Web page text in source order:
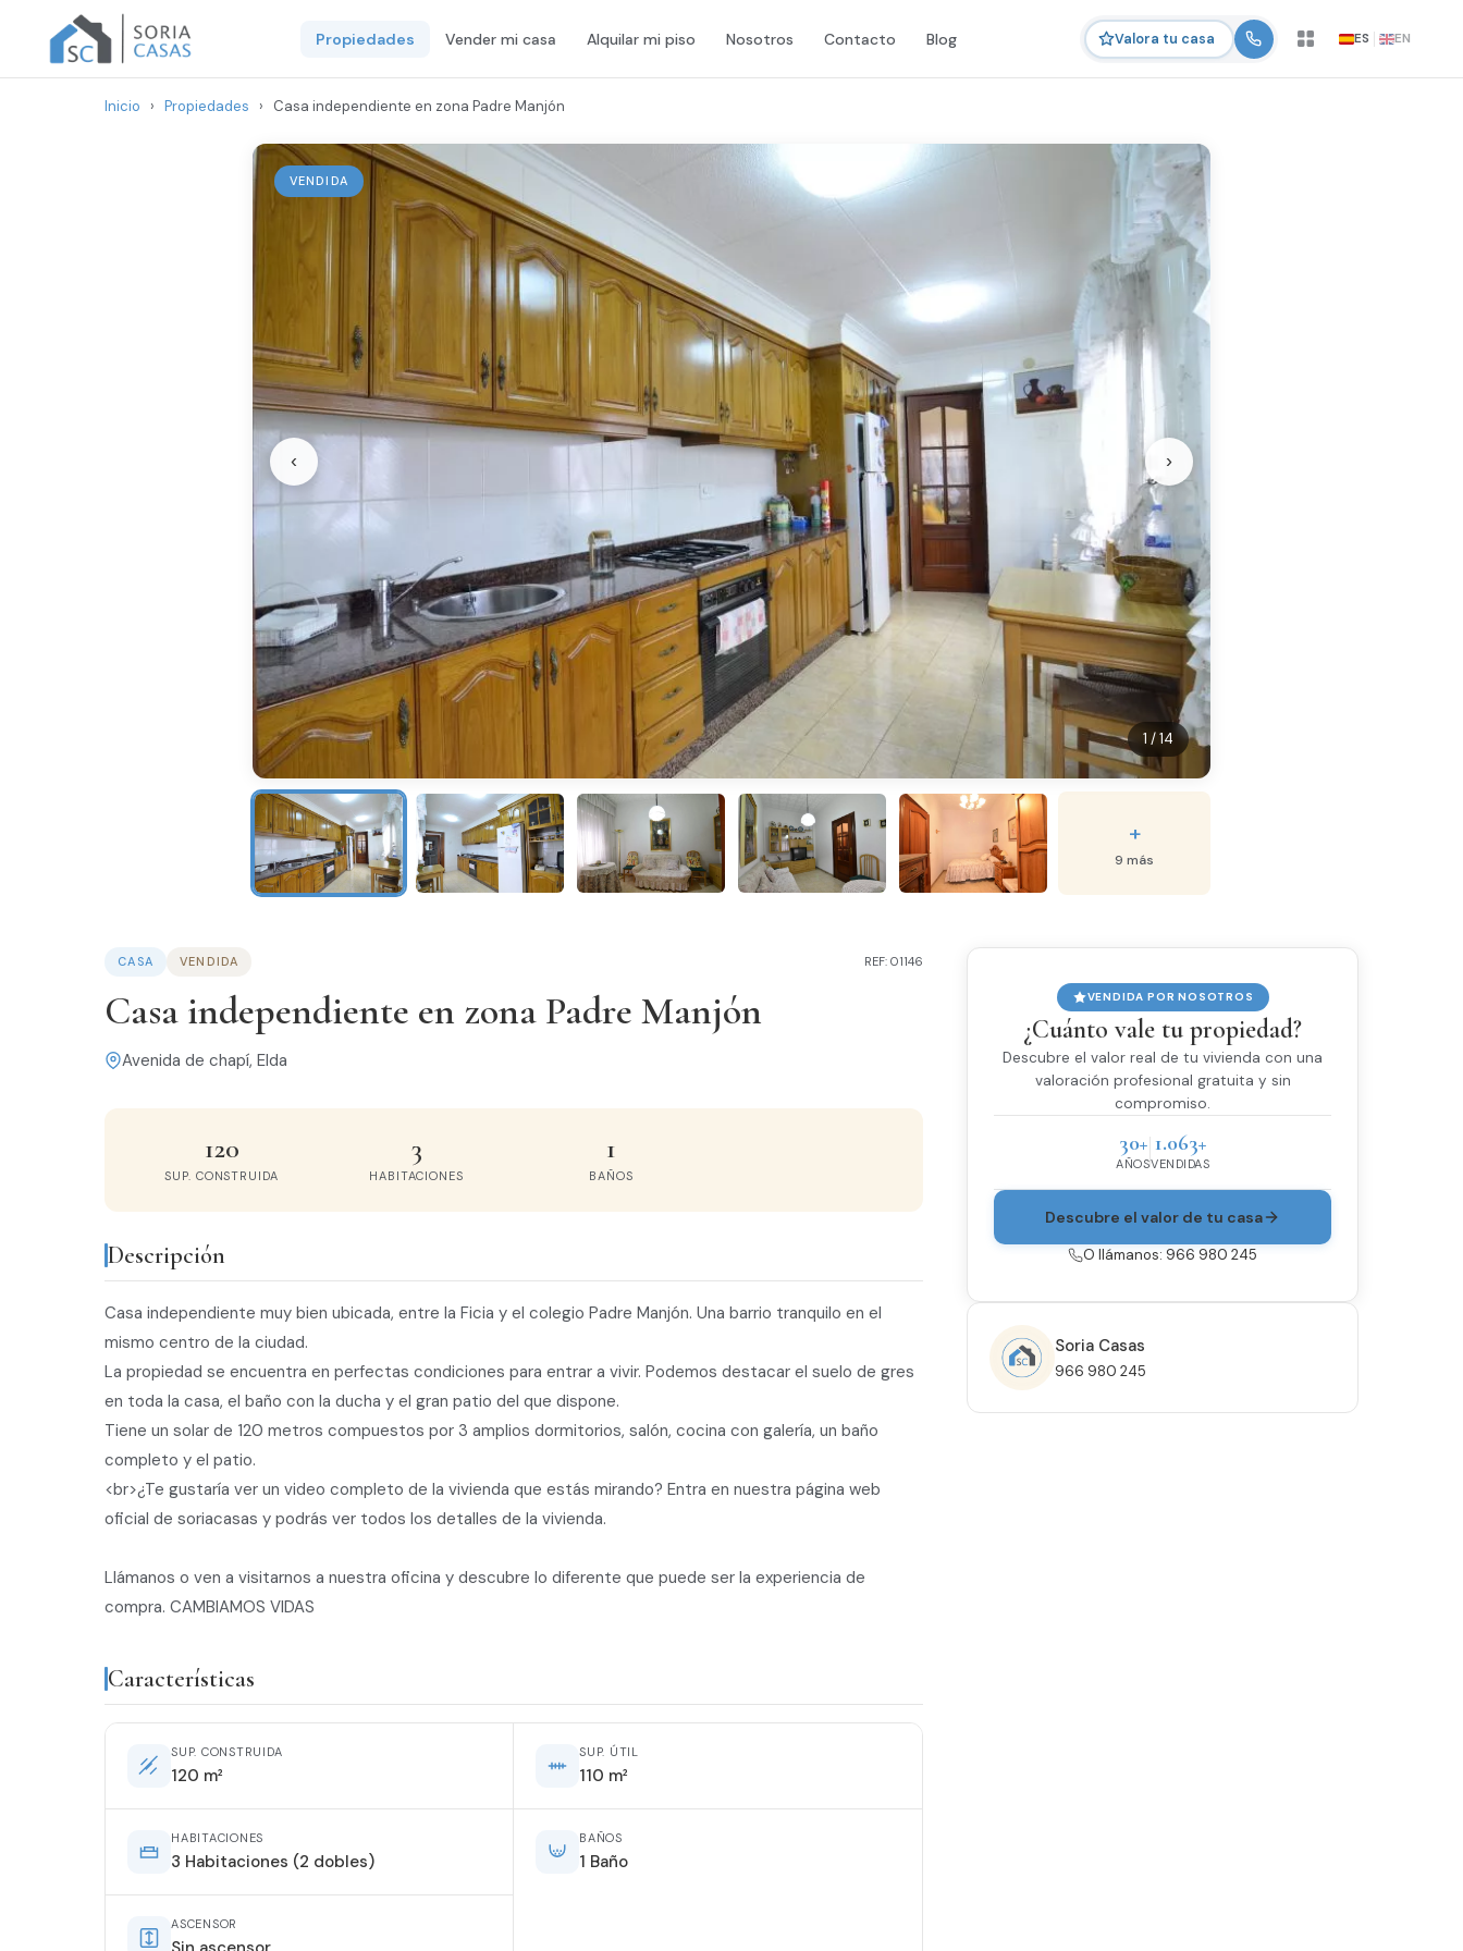
Propiedades Vender mi casa Alquilar mi piso Nosotros Contacto Blog Valora tu casa ES EN
Inicio › Propiedades › Casa independiente en zona Padre Manjón
VENDIDA
1 / 14
‹ ›
+
9 más
CASA VENDIDA REF: 01146
Casa independiente en zona Padre Manjón
Avenida de chapí, Elda
120
SUP. CONSTRUIDA
3
HABITACIONES
1
BAÑOS
Descripción
Casa independiente muy bien ubicada, entre la Ficia y el colegio Padre Manjón. Una barrio tranquilo en el
mismo centro de la ciudad.
La propiedad se encuentra en perfectas condiciones para entrar a vivir. Podemos destacar el suelo de gres
en toda la casa, el baño con la ducha y el gran patio del que dispone.
Tiene un solar de 120 metros compuestos por 3 amplios dormitorios, salón, cocina con galería, un baño
completo y el patio.
<br>¿Te gustaría ver un video completo de la vivienda que estás mirando? Entra en nuestra página web
oficial de soriacasas y podrás ver todos los detalles de la vivienda.
Llámanos o ven a visitarnos a nuestra oficina y descubre lo diferente que puede ser la experiencia de
compra. CAMBIAMOS VIDAS
Características
SUP. CONSTRUIDA
120 m²
SUP. ÚTIL
110 m²
HABITACIONES
3 Habitaciones (2 dobles)
BAÑOS
1 Baño
ASCENSOR
VENDIDA POR NOSOTROS
¿Cuánto vale tu propiedad?
Descubre el valor real de tu vivienda con una
valoración profesional gratuita y sin
compromiso.
30+
AÑOS
1.063+
VENDIDAS
Descubre el valor de tu casa
O llámanos: 966 980 245
Soria Casas
966 980 245